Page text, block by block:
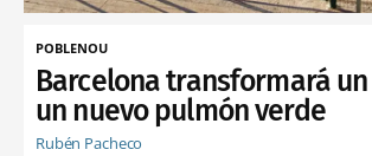
POBLENOU
Barcelona transformará
un nuevo pulmón verde
Rubén Pacheco